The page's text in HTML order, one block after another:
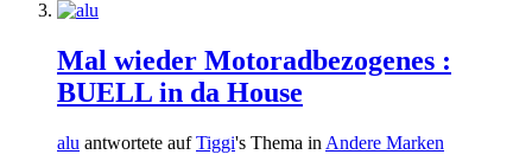
Mal wieder Motoradbezogenes :
BUELL in da House
alu antwortete aufTiggi's Thema in Andere Marken